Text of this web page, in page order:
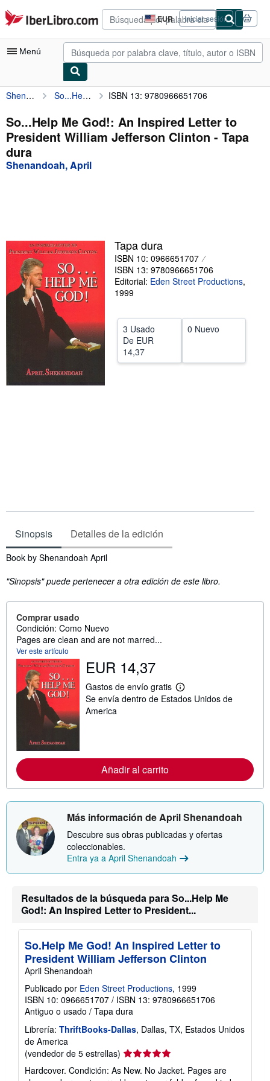
Pasar al contenido principal
IberLibro.com EUR
Preferencias
de
compra
del
Iniciar sesión
Menú
Mi cuenta
Consultar mis pedidos
Búsqueda avanzada
Colecciones
Comenzar a vender
Ayuda
CERRAR
Shenandoah, April So...Help Me God!: An Inspired Letter to President William Jefferson Clinton ISBN 13: 9780966651706
So...Help Me God!: An Inspired Letter to
President William Jefferson Clinton - Tapa
dura
Shenandoah, April
Tapa dura
ISBN 10: 0966651707
ISBN 13: 9780966651706
Editorial: Eden Street Productions,
1999
3 Usado
De EUR
14,37
0 Nuevo
Sinopsis Detalles de la edición
Sinopsis
Book by Shenandoah April
"Sinopsis" puede pertenecer a otra edición de este libro.
Comprar usado
Condición: Como Nuevo
Pages are clean and are not marred...
Ver este artículo
EUR 14,37
Gastos de envío gratis
M
á
c
i
ó
s
b
a
a
r
i
s
d
e
v
í
Se envía dentro de Estados Unidos de
America
Añadir al carrito
Más información de April Shenandoah
Descubre sus obras publicadas y ofertas
coleccionables.
Entra ya a April Shenandoah
Resultados de la búsqueda para So...Help Me
God!: An Inspired Letter to President...
So.Help Me God! An Inspired Letter to
President William Jefferson Clinton
April Shenandoah
Publicado por Eden Street Productions, 1999
ISBN 10: 0966651707 / ISBN 13: 9780966651706
Antiguo o usado / Tapa dura
Librería: ThriftBooks-Dallas, Dallas, TX, Estados Unidos
de America
(vendedor de 5 estrellas) Calificación
del
vendedor:
Hardcover. Condición: As New. No Jacket. Pages are